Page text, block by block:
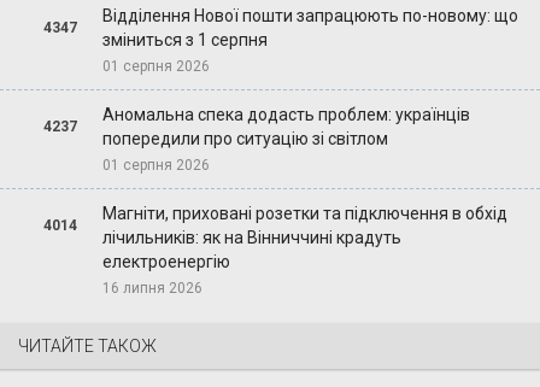
4347
Відділення Нової пошти запрацюють по-новому: що
зміниться з 1 серпня
01 серпня 2026
4237
Аномальна спека додасть проблем: українців
попередили про ситуацію зі світлом
01 серпня 2026
4014
Магніти, приховані розетки та підключення в обхід
лічильників: як на Вінниччині крадуть
електроенергію
16 липня 2026
ЧИТАЙТЕ ТАКОЖ